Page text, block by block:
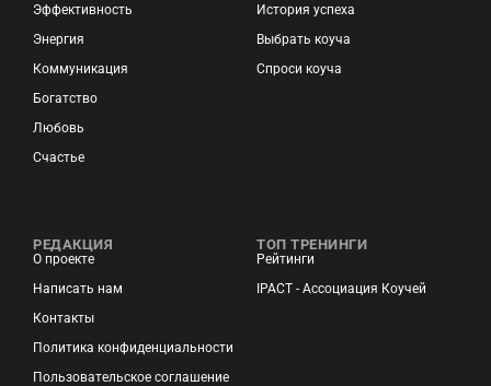
Эффективность
Энергия
Коммуникация
Богатство
Любовь
Счастье
История успеха
Выбрать коуча
Спроси коуча
РЕДАКЦИЯ
О проекте
Написать нам
Контакты
Политика конфиденциальности
Пользовательское соглашение
ТОП ТРЕНИНГИ
Рейтинги
IPACT - Ассоциация Коучей